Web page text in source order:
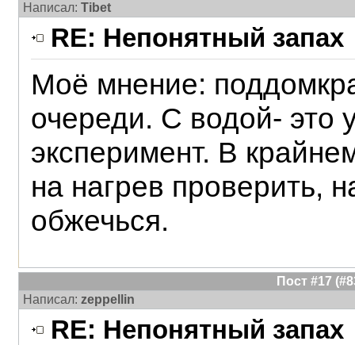
Написал: Tibet
RE: Непонятный запах
Моё мнение:
очереди. С водой- это
эксперимент. В
на нагрев проверить,
обжечься.
Пост #17
Написал: zeppellin
RE: Непонятный запах